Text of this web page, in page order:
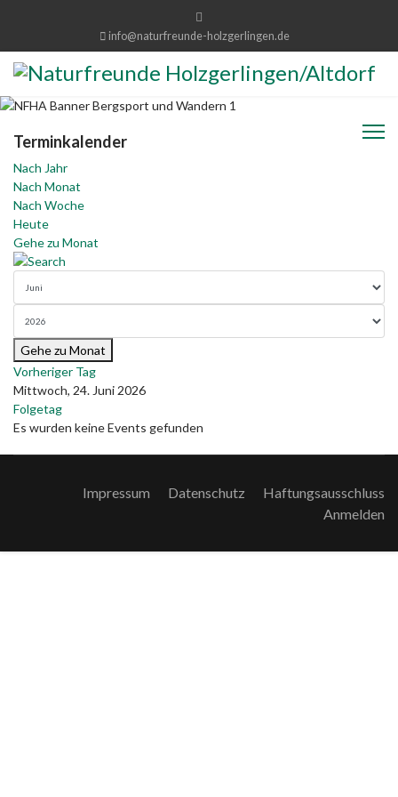
info@naturfreunde-holzgerlingen.de
Terminkalender
Nach Jahr
Nach Monat
Nach Woche
Heute
Gehe zu Monat
Gehe zu Monat
Vorheriger Tag
Mittwoch, 24. Juni 2026
Folgetag
Es wurden keine Events gefunden
Impressum Datenschutz
Haftungsausschluss
Anmelden